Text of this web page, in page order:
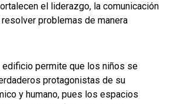
el liderazgo, la comunicación
problemas de manera
edificio permite que los niños se
protagonistas de su
y humano, pues los espacios